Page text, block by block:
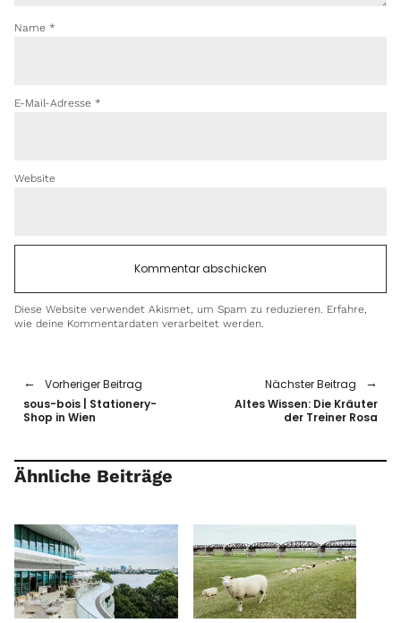
Name*
E-Mail-Adresse*
Website
Diese Website verwendet Akismet, um Spam zu reduzieren. Erfahre,
wie deine Kommentardaten verarbeitet werden.
Vorheriger Beitrag
sous-bois | Stationery-
Shop in Wien
Nächster Beitrag
Altes Wissen: Die Kräuter
der Treiner Rosa
Ähnliche Beiträge